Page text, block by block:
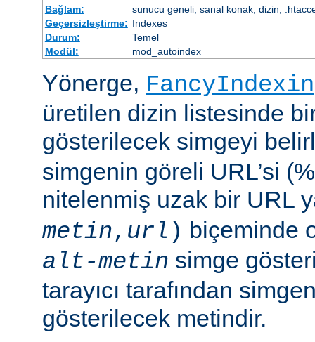
Bağlam:
sunucu geneli, sanal konak, dizin,
Geçersizleştirme: Indexes
Durum:
Temel
Modül:
mod_autoindex
Yönerge,
üretilen dizin listesinde
gösterilecek simgeyi
simgenin göreli URL’si
nitelenmiş uzak bir URL
metin, url ) biçeminde
alt-metin simge
tarayıcı tarafından
gösterilecek metindir.